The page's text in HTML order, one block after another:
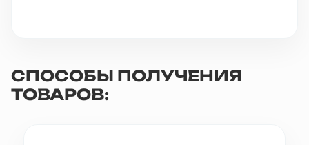
СПОСОБЫ ПОЛУЧЕНИЯ
ТОВАРОВ: